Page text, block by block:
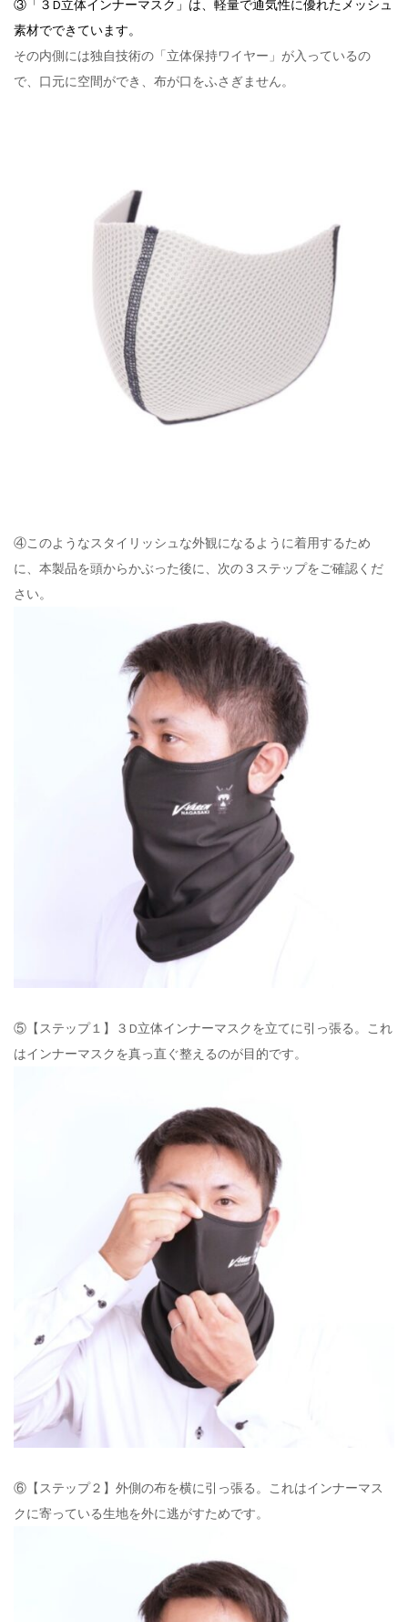
③「３D立体インナーマスク」は、軽量で通気性に優れたメッシュ
素材でできています。
その内側には独自技術の「立体保持ワイヤー」が入っているの
で、口元に空間ができ、布が口をふさぎません。
④このようなスタイリッシュな外観になるように着用するため
に、本製品を頭からかぶった後に、次の３ステップをご確認くだ
さい。
⑤【ステップ１】３D立体インナーマスクを立てに引っ張る。これ
はインナーマスクを真っ直ぐ整えるのが目的です。
⑥【ステップ２】外側の布を横に引っ張る。これはインナーマス
クに寄っている生地を外に逃がすためです。